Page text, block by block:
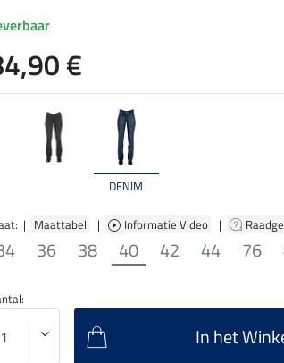
DENIM
| Maattabel | Informatie Video |
36 38 40 42 44 76
€
In het